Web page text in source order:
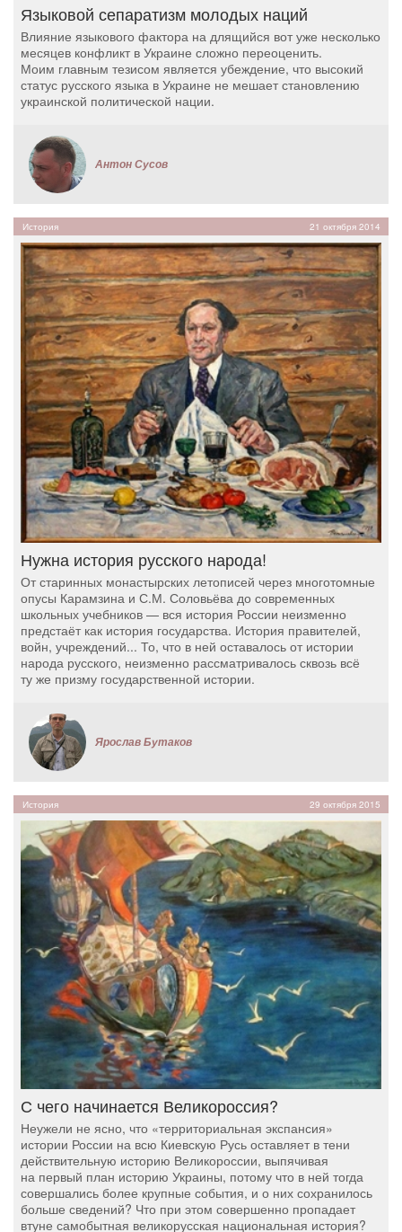
Языковой сепаратизм молодых наций
Влияние языкового фактора на длящийся вот уже несколько
месяцев конфликт в Украине сложно переоценить.
Моим главным тезисом является убеждение, что высокий
статус русского языка в Украине не мешает становлению
украинской политической нации.
Антон Сусов
История 21 октября 2014
Нужна история русского народа!
От старинных монастырских летописей через многотомные
опусы Карамзина и С.М. Соловьёва до современных
школьных учебников — вся история России неизменно
предстаёт как история государства. История правителей,
войн, учреждений... То, что в ней оставалось от истории
народа русского, неизменно рассматривалось сквозь всё
ту же призму государственной истории.
Ярослав Бутаков
История 29 октября 2015
С чего начинается Великороссия?
Неужели не ясно, что «территориальная экспансия»
истории России на всю Киевскую Русь оставляет в тени
действительную историю Великороссии, выпячивая
на первый план историю Украины, потому что в ней тогда
совершались более крупные события, и о них сохранилось
больше сведений? Что при этом совершенно пропадает
втуне самобытная великорусская национальная история?